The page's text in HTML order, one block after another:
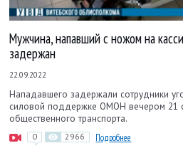
Мужчина, напавший с ножом на
задержан
22.09.2022
Нападавшего задержали сотрудники
силовой поддержке ОМОН вечером 21
общественного транспорта.
0 2966 Подробнее